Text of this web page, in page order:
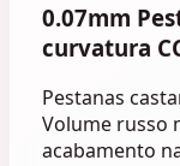
0.07mm
curvatura
Pestanas
Volume russo
acabamento